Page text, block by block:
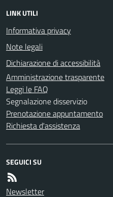
LINK UTILI
Informativa privacy
Note legali
Dichiarazione di accessibilità
Amministrazione trasparente
Leggi le FAQ
Segnalazione disservizio
Prenotazione appuntamento
Richiesta d'assistenza
SEGUICI SU
Newsletter